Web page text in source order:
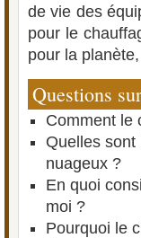
de vie des
pour le
pour la
Questions
Comment le
Quelles
nuageux ?
En quoi
moi ?
Pourquoi le